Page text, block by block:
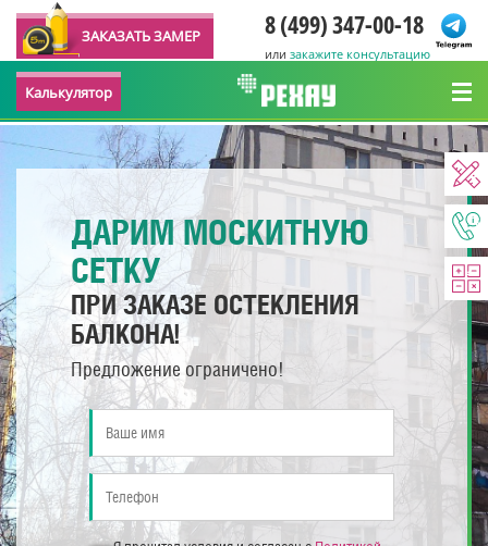
ЗАКАЗАТЬ ЗАМЕР 8 (499) 347-00-18
или закажите консультацию
Калькулятор
ДАРИМ МОСКИТНУЮ
СЕТКУ
ПРИ ЗАКАЗЕ ОСТЕКЛЕНИЯ
БАЛКОНА!
Предложение ограничено!